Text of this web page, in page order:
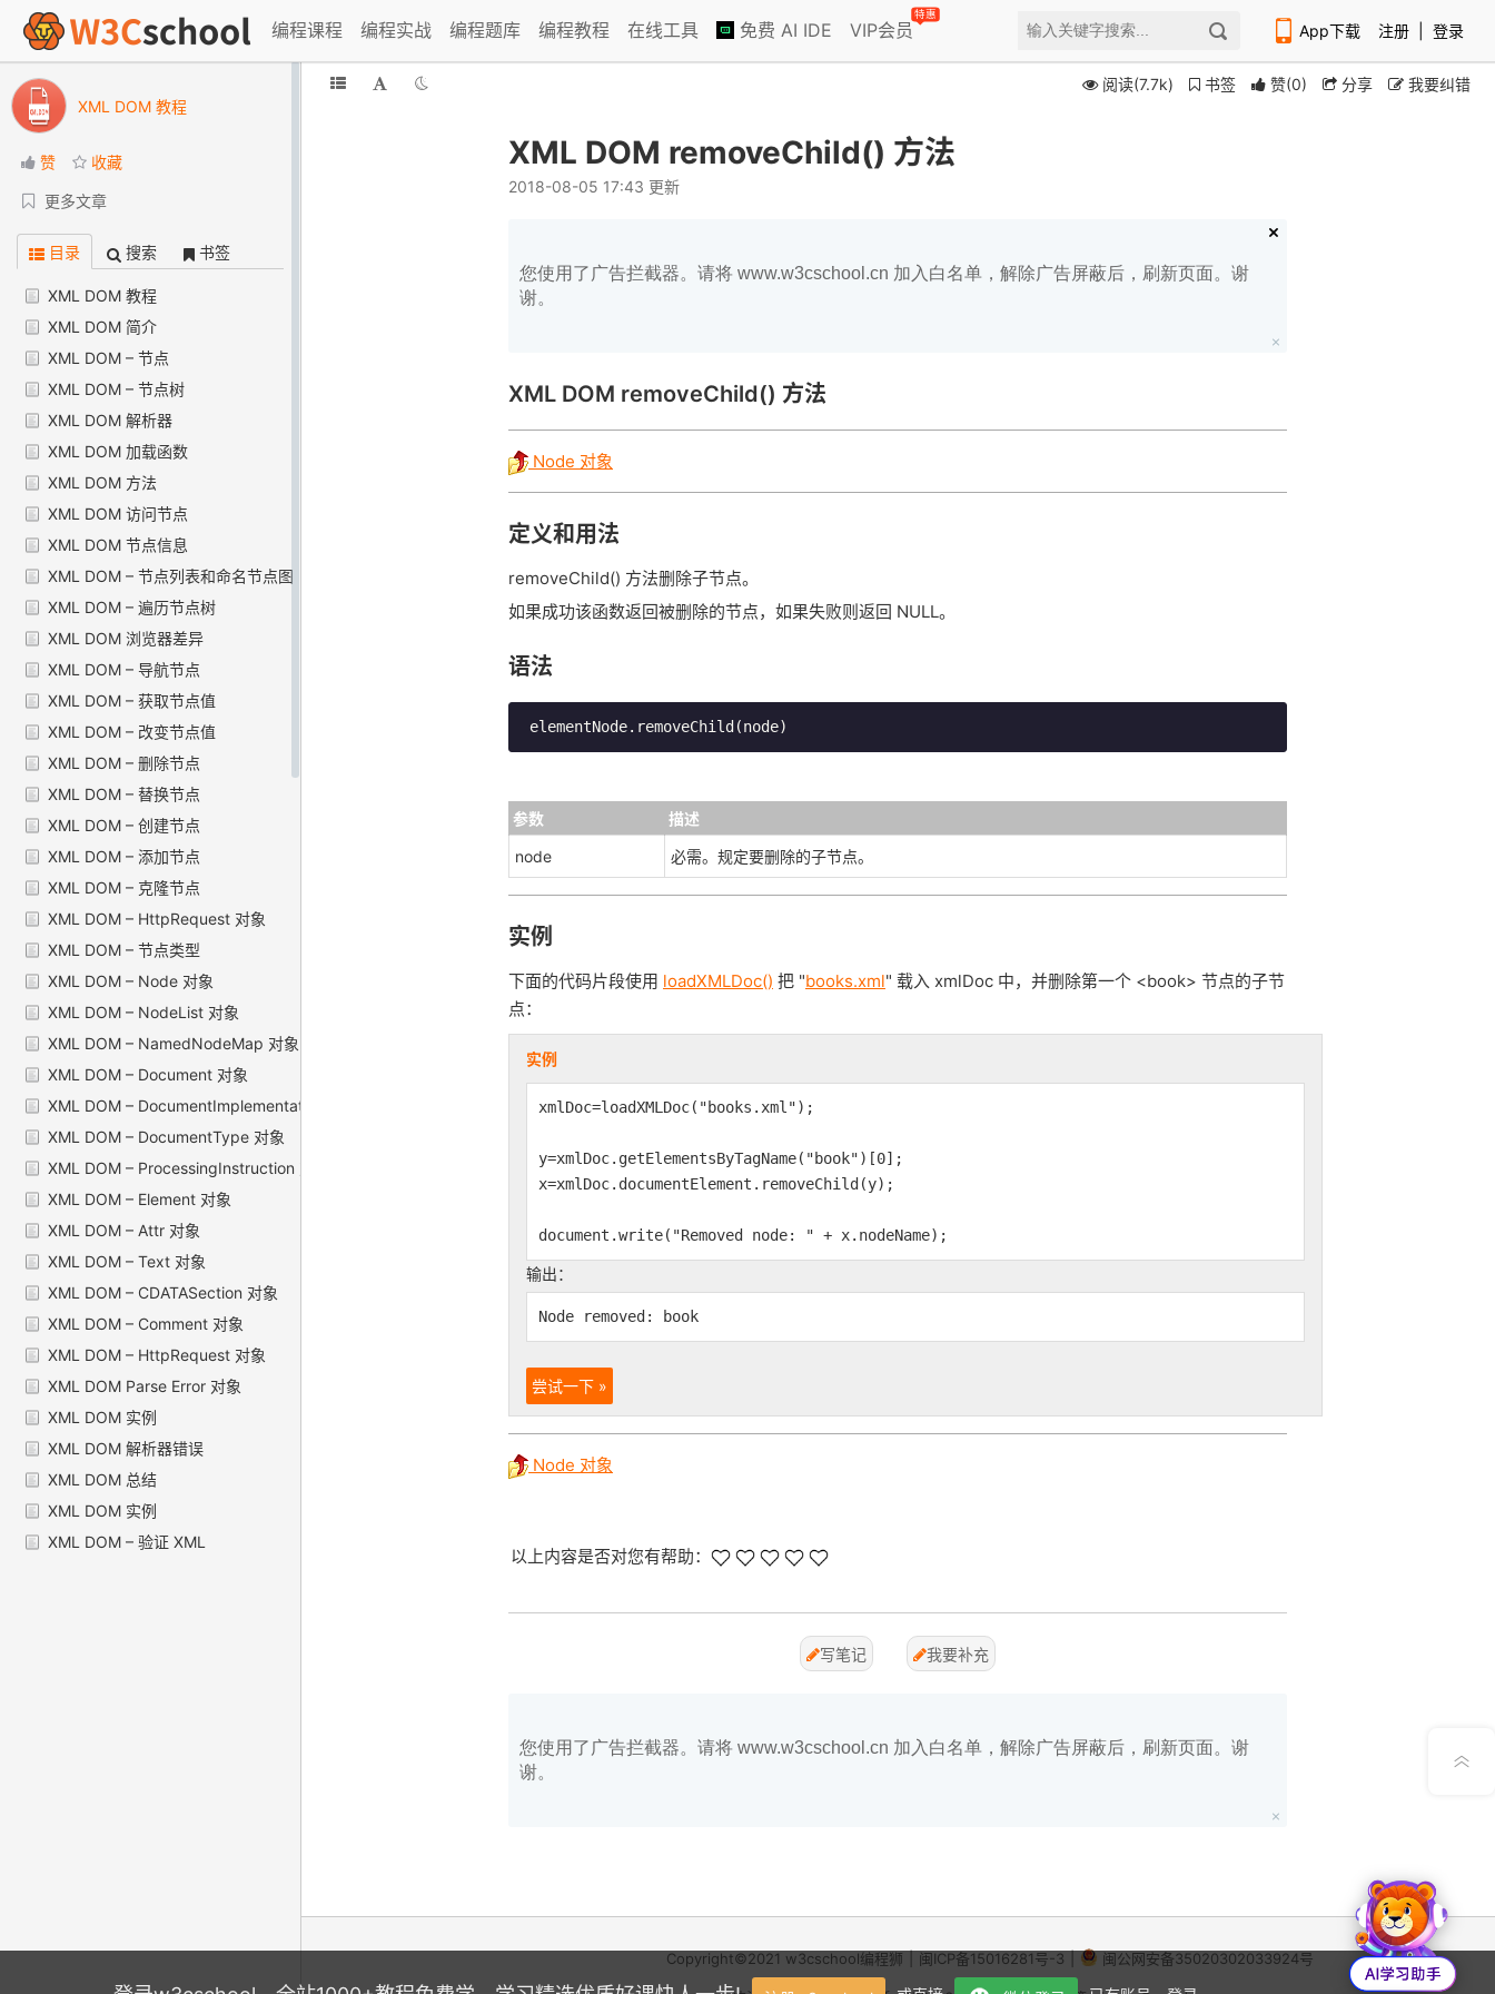
编程课程 编程实战 编程题库 编程教程 在线工具 免费 AI IDE VIP会员
特惠
App下载 注册 登录
XML DOM 教程
赞 收藏
更多文章
目录 搜索 书签
XML DOM 教程
XML DOM 简介
XML DOM – 节点
XML DOM – 节点树
XML DOM 解析器
XML DOM 加载函数
XML DOM 方法
XML DOM 访问节点
XML DOM 节点信息
XML DOM – 节点列表和命名节点图
XML DOM – 遍历节点树
XML DOM 浏览器差异
XML DOM – 导航节点
XML DOM – 获取节点值
XML DOM – 改变节点值
XML DOM – 删除节点
XML DOM – 替换节点
XML DOM – 创建节点
XML DOM – 添加节点
XML DOM – 克隆节点
XML DOM – HttpRequest 对象
XML DOM – 节点类型
XML DOM – Node 对象
XML DOM – NodeList 对象
XML DOM – NamedNodeMap 对象
XML DOM – Document 对象
XML DOM – DocumentImplementation 对象
XML DOM – DocumentType 对象
XML DOM – ProcessingInstruction 对象
XML DOM – Element 对象
XML DOM – Attr 对象
XML DOM – Text 对象
XML DOM – CDATASection 对象
XML DOM – Comment 对象
XML DOM – HttpRequest 对象
XML DOM Parse Error 对象
XML DOM 实例
XML DOM 解析器错误
XML DOM 总结
XML DOM 实例
XML DOM – 验证 XML
阅读(7.7k) 书签 赞(0) 分享 我要纠错
XML DOM removeChild() 方法
2018-08-05 17:43 更新
您使用了广告拦截器。请将 www.w3cschool.cn 加入白名单，解除广告屏蔽后，刷新页面。谢
谢。
XML DOM removeChild() 方法
Node 对象
定义和用法
removeChild() 方法删除子节点。
如果成功该函数返回被删除的节点，如果失败则返回 NULL。
语法
elementNode.removeChild(node)
参数
描述
node
必需。规定要删除的子节点。
实例
下面的代码片段使用 loadXMLDoc() 把 "books.xml" 载入 xmlDoc 中，并删除第一个 <book> 节点的子节
点：
实例
xmlDoc=loadXMLDoc("books.xml");
y=xmlDoc.getElementsByTagName("book")[0];
x=xmlDoc.documentElement.removeChild(y);
document.write("Removed node: " + x.nodeName);
输出：
Node removed: book
尝试一下 »
Node 对象
以上内容是否对您有帮助：
写笔记 我要补充
您使用了广告拦截器。请将 www.w3cschool.cn 加入白名单，解除广告屏蔽后，刷新页面。谢
谢。
Copyright©2021 w3cschool编程狮 闽ICP备15016281号-3 闽公网安备35020302033924号
X